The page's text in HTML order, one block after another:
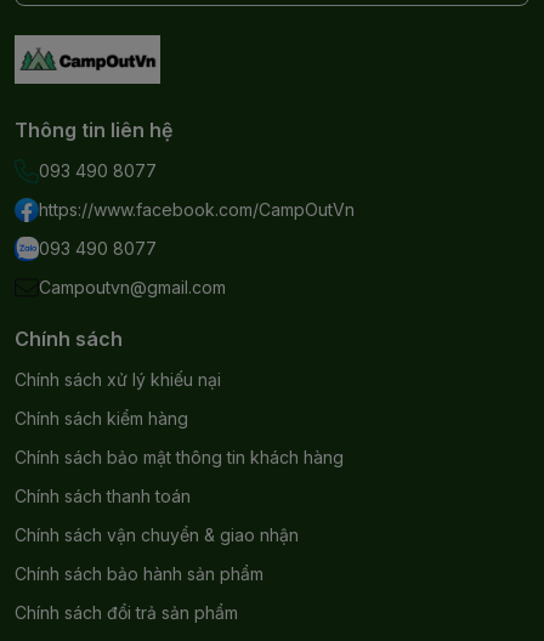
Thông tin liên hệ
093 490 8077
https://www.facebook.com/CampOutVn
093 490 8077
Campoutvn@gmail.com
Chính sách
Chính sách xử lý khiếu nại
Chính sách kiểm hàng
Chính sách bảo mật thông tin khách hàng
Chính sách thanh toán
Chính sách vận chuyển & giao nhận
Chính sách bảo hành sản phẩm
Chính sách đổi trả sản phẩm